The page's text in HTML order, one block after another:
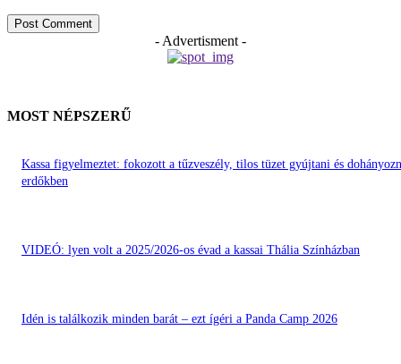
- Advertisment -
MOST NÉPSZERŰ
Kassa figyelmeztet: fokozott a tűzveszély, tilos tüzet gyújtani és
erdőkben
VIDEÓ: lyen volt a 2025/2026-os évad a kassai Thália Színházban
Idén is találkozik minden barát – ezt ígéri a Panda Camp 2026